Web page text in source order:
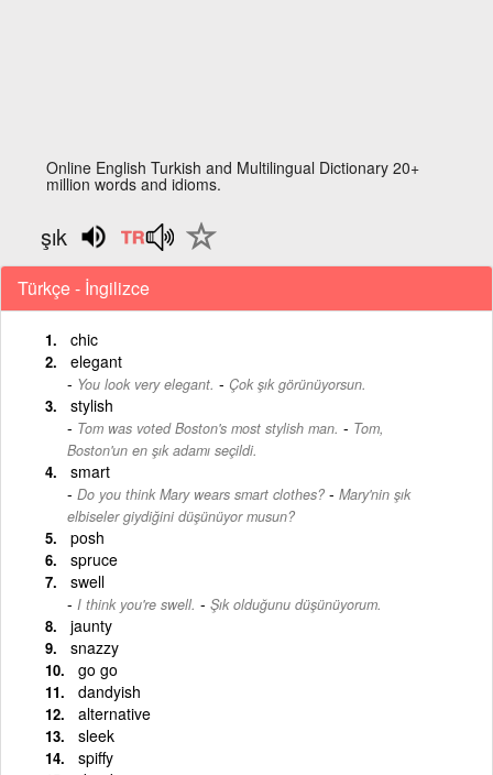
Online English Turkish and Multilingual Dictionary 20+
million words and idioms.
şık
Türkçe - İngilizce
chic
elegant
You look very elegant. - Çok şık görünüyorsun.
stylish
Tom was voted Boston's most stylish man. - Tom,
Boston'un en şık adamı seçildi.
smart
Do you think Mary wears smart clothes? - Mary'nin şık
elbiseler giydiğini düşünüyor musun?
posh
spruce
swell
I think you're swell. - Şık olduğunu düşünüyorum.
jaunty
snazzy
go go
dandyish
alternative
sleek
spiffy